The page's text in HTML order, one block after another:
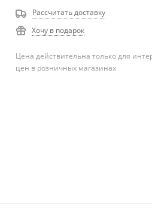
Рассчитать доставку
Хочу в подарок
Цена действительна только для
цен в розничных магазинах